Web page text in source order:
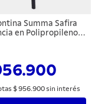
Summa Safira
en Polipropileno y
$956.900sin interés